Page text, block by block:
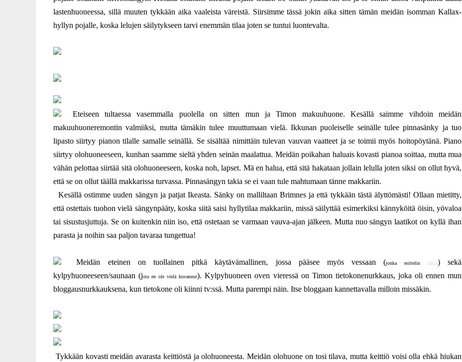
lastenhuoneessa, sillä muuten tykkään aika vaaleista väreistä. Siirsimme tässä jokin aika sitten tämän meidän isomman Kallax-
hyllyn pojalle, koska lelujen säilytykseen tarvi enemmän tilaa joten se tuntui luontevalta.
Eteiseen tultaessa vasemmalla puolella on sitten mun ja Timon makuuhuone. Kesällä saimme vihdoin meidän
makuuhuoneremontin valmiiksi, mutta tämäkin tulee muuttumaan vielä. Ikkunan puoleiselle seinälle tulee pinnasänky ja tuo
lipasto siirtyy pianon tilalle samalle seinällä. Se sisältää nimittäin tulevan vauvan vaatteet ja se toimii myös hoitopöytänä. Piano
siirtyy olohuoneeseen, kunhan saamme sieltä yhden seinän maalattua. Meidän poikahan haluais kovasti pianoa soittaa, mutta mua
vähän pelottaa siirtää sitä olohuoneeseen, koska noh, lapset. Mä en halua, että sitä hakataan jollain lelulla joten siksi on ollut hyvä,
että se on ollut täällä makkarissa turvassa. Pinnasängyn takia se ei vaan tule mahtumaan tänne makkariin.
Kesällä ostimme uuden sängyn ja patjat Ikeasta. Sänky on malliltaan Brimnes ja että tykkään tästä älyttömästi! Ollaan mietitty,
että ostettais tuohon vielä sängynpääty, koska siitä saisi hyllytilaa makkariin, missä säilyttää esimerkiksi kännyköitä öisin, yövaloa
tai sisustusjuttuja. Se on kuitenkin niin iso, että ostetaan se varmaan vauva-ajan jälkeen. Mutta nuo sängyn laatikot on kyllä ihan
parasta ja noihin saa paljon tavaraa tungettua!
Meidän eteinen on tuollainen pitkä käytävämallinen, jossa pääsee myös vessaan (jonka esittelin täällä) sekä
kylpyhuoneeseen/saunaan (jota en ole vielä kuvannut). Kylpyhuoneen oven vieressä on Timon tietokonenurkkaus, joka oli ennen mun
bloggausnurkkauksena, kun tietokone oli kiinni tv:ssä. Mutta parempi näin. Itse bloggaan kannettavalla milloin missäkin.
Tykkään kovasti meidän avarasta keittiöstä ja olohuoneesta. Meidän olohuone on tosi tilava, mutta keittiö voisi olla ehkä hiukan